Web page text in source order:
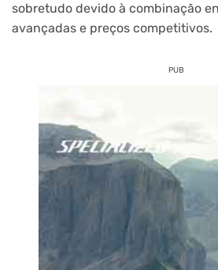
sobretudo devido à combinação
avançadas e preços competitivos.
PUB